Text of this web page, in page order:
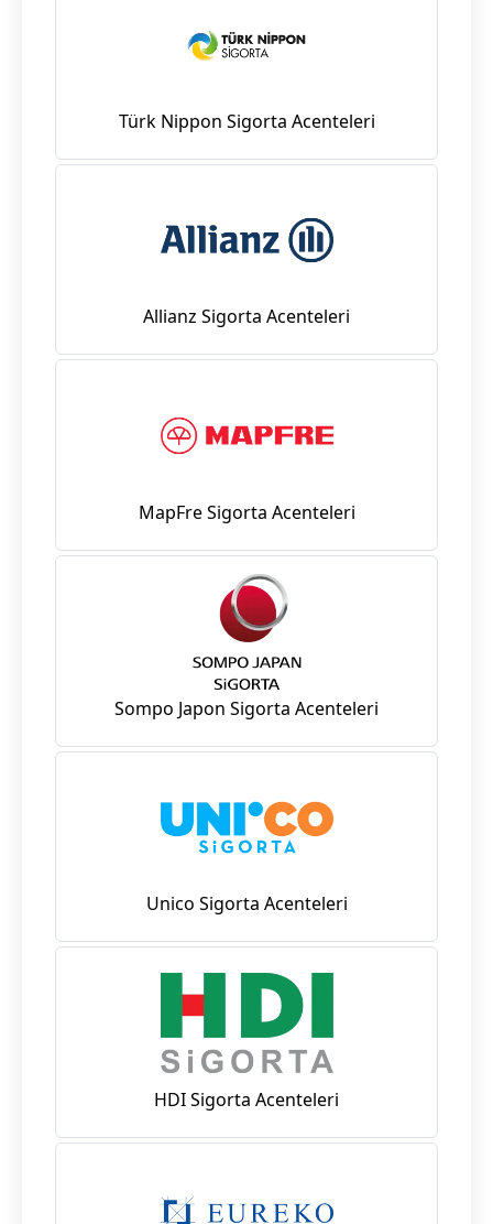
Türk Nippon Sigorta Acenteleri
Allianz Sigorta Acenteleri
MapFre Sigorta Acenteleri
Sompo Japon Sigorta Acenteleri
Unico Sigorta Acenteleri
HDI Sigorta Acenteleri